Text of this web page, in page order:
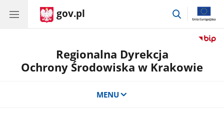
gov.pl
przejdź
Regionalna Dyrekcja
Ochrony Środowiska w Krakowie
MENU